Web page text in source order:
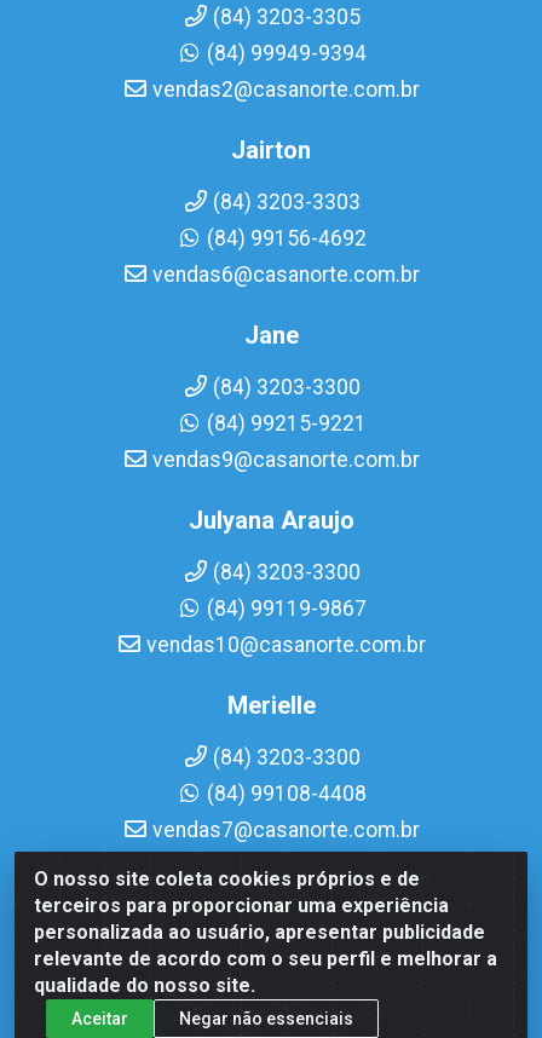
O nosso site coleta cookies próprios e de
terceiros para proporcionar uma experiência
personalizada ao usuário, apresentar publicidade
relevante de acordo com o seu perfil e melhorar a
qualidade do nosso site.
Aceitar Negar não essenciais
(84) 3203-3305
(84) 99949-9394
vendas2@casanorte.com.br
Jairton
(84) 3203-3303
(84) 99156-4692
vendas6@casanorte.com.br
Jane
(84) 3203-3300
(84) 99215-9221
vendas9@casanorte.com.br
Julyana Araujo
(84) 3203-3300
(84) 99119-9867
vendas10@casanorte.com.br
Merielle
(84) 3203-3300
(84) 99108-4408
vendas7@casanorte.com.br
Casa Norte LTDA - Av. Interventor Mário Câmara, 1815 - Dix-
Sept Rosado, Natal/RN - CEP 59054-600 - CNPJ
08.713.513/0001-51